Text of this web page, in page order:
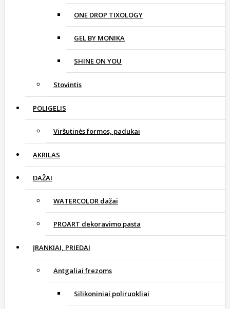
ONE DROP TIXOLOGY
GEL BY MONIKA
SHINE ON YOU
Stovintis
POLIGELIS
Viršutinės formos, padukai
AKRILAS
DAŽAI
WATERCOLOR dažai
PROART dekoravimo pasta
ĮRANKIAI, PRIEDAI
Antgaliai frezoms
Silikoniniai poliruokliai